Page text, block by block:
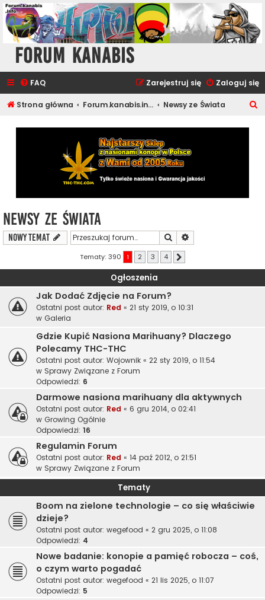
Forum Kanabis
FAQ Zaloguj się
Zarejestruj się
Strona główna Forum.kanabis.info - Cannabis Tematy Newsy ze Świata
Newsy ze Świata
NOWY TEMAT Szukaj
Tematy: 390 1 2 3 4
Ogłoszenia
Jak Dodać Zdjęcie na Forum?
Ostatni post autor: Red « 21 sty 2019, o 10:31
w Galeria
Gdzie Kupić Nasiona Marihuany? Dlaczego
Polecamy THC-THC
Ostatni post autor: Wojownik « 22 sty 2019, o 11:54
w Sprawy Związane z Forum
Odpowiedzi: 6
Darmowe nasiona marihuany dla aktywnych
Ostatni post autor: Red « 6 gru 2014, o 02:41
w Growing Ogólnie
Odpowiedzi: 16
Regulamin Forum
Ostatni post autor: Red « 14 paź 2012, o 21:51
w Sprawy Związane z Forum
Tematy
Boom na zielone technologie – co się właściwie
dzieje?
Ostatni post autor: wegefood « 2 gru 2025, o 11:08
Odpowiedzi: 4
Nowe badanie: konopie a pamięć robocza – coś,
o czym warto pogadać
Ostatni post autor: wegefood « 21 lis 2025, o 11:07
Odpowiedzi: 5